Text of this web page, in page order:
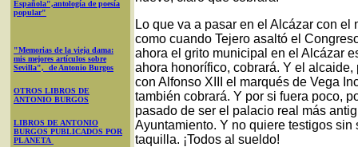
Española",antología de poesía
popular"
"Memorias de la vieja dama:
mis mejores artículos sobre
Sevilla", de Antonio Burgos
OTROS LIBROS DE
ANTONIO BURGOS
LIBROS DE ANTONIO
BURGOS PUBLICADOS POR
PLANETA
Lo que va a pasar en el Alcázar con
como cuando Tejero asaltó el
ahora el grito municipal en el Alcázar
ahora honorífico, cobrará. Y el
con Alfonso XIII el marqués de Vega
también cobrará. Y por si fuera poco,
pasado de ser el palacio real más
Ayuntamiento. Y no quiere testigos
taquilla. ¡Todos al sueldo!